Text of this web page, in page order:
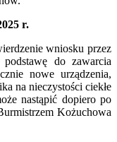
r.
wniosku przez
do zawarcia
nowe urządzenia,
na nieczystości ciekłe
nastąpić dopiero po
Kożuchowa